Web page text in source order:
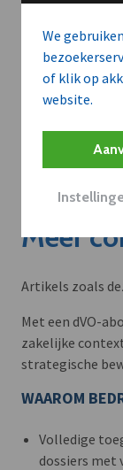
We
of klik op
website.
Meer
Artikels zoals
Met een dVO-
zakelijke
strategische
WAAROM
Volledige
dossiers met